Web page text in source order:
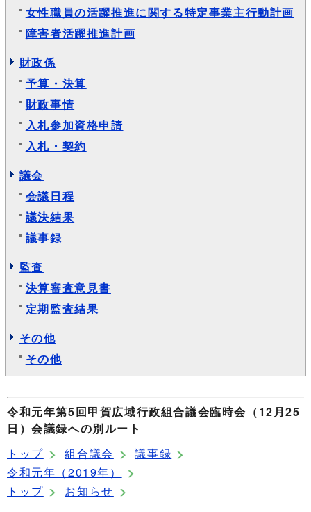
女性職員の活躍推進に関する特定事業主行動計画
障害者活躍推進計画
財政係
予算・決算
財政事情
入札参加資格申請
入札・契約
議会
会議日程
議決結果
議事録
監査
決算審査意見書
定期監査結果
その他
その他
令和元年第5回甲賀広域行政組合議会臨時会（12月25
日）会議録への別ルート
トップ
組合議会
議事録
令和元年（2019年）
トップ
お知らせ